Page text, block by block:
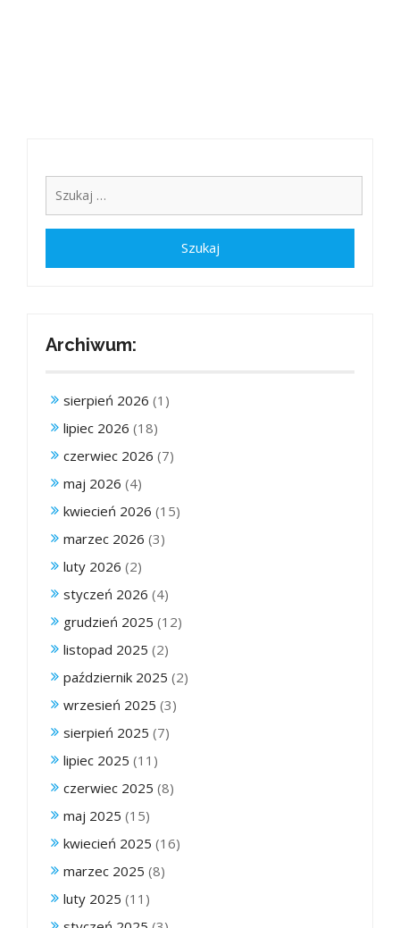
Archiwum:
sierpień 2026 (1)
lipiec 2026 (18)
czerwiec 2026 (7)
maj 2026 (4)
kwiecień 2026 (15)
marzec 2026 (3)
luty 2026 (2)
styczeń 2026 (4)
grudzień 2025 (12)
listopad 2025 (2)
październik 2025 (2)
wrzesień 2025 (3)
sierpień 2025 (7)
lipiec 2025 (11)
czerwiec 2025 (8)
maj 2025 (15)
kwiecień 2025 (16)
marzec 2025 (8)
luty 2025 (11)